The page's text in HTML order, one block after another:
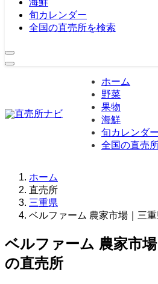
海鮮
旬カレンダー
全国の直売所を検索
ホーム
野菜
果物
海鮮
旬カレンダー
全国の直売
ホーム
直売所
三重県
ベルファーム 農家市場｜三
ベルファーム 農家市
の直売所